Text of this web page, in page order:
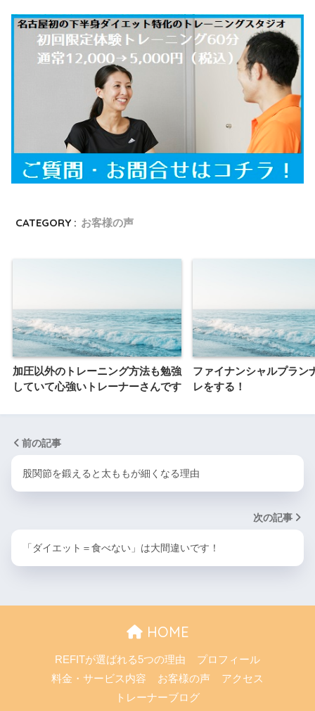
CATEGORY : お客様の声
加圧以外のトレーニング方法も勉強
していて心強いトレーナーさんです
ファイナンシャルプラン
レをする！
前の記事
股関節を鍛えると太ももが細くなる理由
次の記事
「ダイエット＝食べない」は大間違いです！
HOME
REFITが選ばれる5つの理由
プロフィール
料金・サービス内容
お客様の声
アクセス
トレーナーブログ